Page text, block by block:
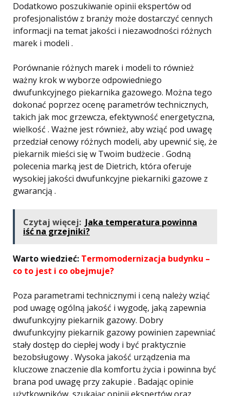
Dodatkowo poszukiwanie opinii ekspertów od
profesjonalistów z branży może dostarczyć cennych
informacji na temat jakości i niezawodności różnych
marek i modeli .
Porównanie różnych marek i modeli to również
ważny krok w wyborze odpowiedniego
dwufunkcyjnego piekarnika gazowego. Można tego
dokonać poprzez ocenę parametrów technicznych,
takich jak moc grzewcza, efektywność energetyczna,
wielkość . Ważne jest również, aby wziąć pod uwagę
przedział cenowy różnych modeli, aby upewnić się, że
piekarnik mieści się w Twoim budżecie . Godną
polecenia marką jest de Dietrich, która oferuje
wysokiej jakości dwufunkcyjne piekarniki gazowe z
gwarancją .
Czytaj więcej: Jaka temperatura powinna
iść na grzejniki?
Warto wiedzieć: Termomodernizacja budynku –
co to jest i co obejmuje?
Poza parametrami technicznymi i ceną należy wziąć
pod uwagę ogólną jakość i wygodę, jaką zapewnia
dwufunkcyjny piekarnik gazowy. Dobry
dwufunkcyjny piekarnik gazowy powinien zapewniać
stały dostęp do ciepłej wody i być praktycznie
bezobsługowy . Wysoka jakość urządzenia ma
kluczowe znaczenie dla komfortu życia i powinna być
brana pod uwagę przy zakupie . Badając opinie